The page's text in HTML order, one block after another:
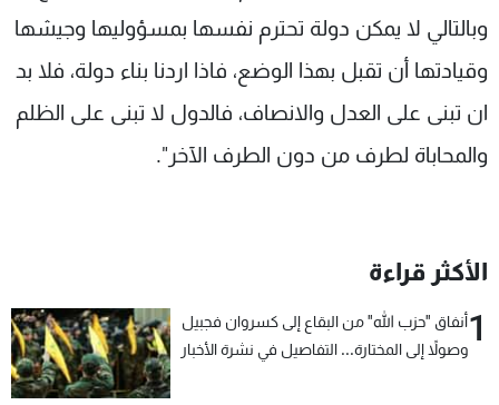
وبالتالي لا يمكن دولة تحترم نفسها بمسؤوليها وجيشها
وقيادتها أن تقبل بهذا الوضع، فاذا اردنا بناء دولة، فلا بد
ان تبنى على العدل والانصاف، فالدول لا تبنى على الظلم
والمحاباة لطرف من دون الطرف الآخر".
الأكثر قراءة
1أنفاق "حزب الله" من البقاع إلى كسروان فجبيل
وصولاً إلى المختارة... التفاصيل في نشرة الأخبار